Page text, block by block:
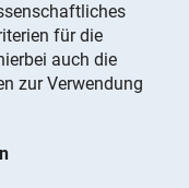
für die
auch die
zur Verwendung